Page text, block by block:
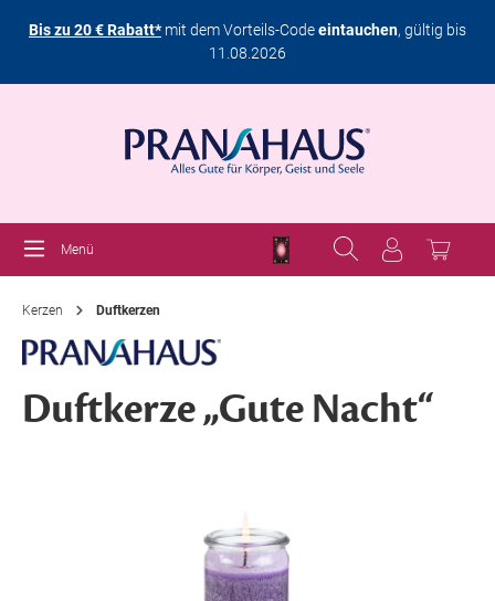
Bis zu 20 € Rabatt*mit dem Vorteils-Codeeintauchen, gültig bis
11.08.2026
Menü
Kerzen Duftkerzen
Duftkerze „Gute Nacht“